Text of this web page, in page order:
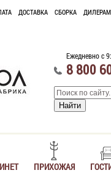
ДОСТАВКА СБОРКА ДИЛЕРАМ
Ежедневно с
8 800
ПРИХОЖАЯ